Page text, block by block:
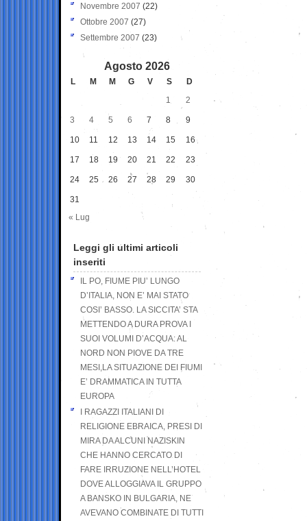
Novembre 2007 (22)
Ottobre 2007 (27)
Settembre 2007 (23)
Agosto 2026
L M M G V S
D
1
2
3 4 5 6 7 8 9
10 11 12 13 14 15 16
17 18 19 20 21 22 23
24 25 26 27 28 29 30
31
« Lug
Leggi gli ultimi articoli
inseriti
IL PO, FIUME PIU’ LUNGO
D’ITALIA, NON E’ MAI STATO
COSI’ BASSO. LA SICCITA’ STA
METTENDO A DURA PROVA I
SUOI VOLUMI D’ACQUA: AL
NORD NON PIOVE DA TRE
MESI,LA SITUAZIONE DEI FIUMI
E’ DRAMMATICA IN TUTTA
EUROPA
I RAGAZZI ITALIANI DI
RELIGIONE EBRAICA, PRESI DI
MIRA DA ALCUNI NAZISKIN
CHE HANNO CERCATO DI
FARE IRRUZIONE NELL’HOTEL
DOVE ALLOGGIAVA IL GRUPPO
A BANSKO IN BULGARIA, NE
AVEVANO COMBINATE DI TUTTI